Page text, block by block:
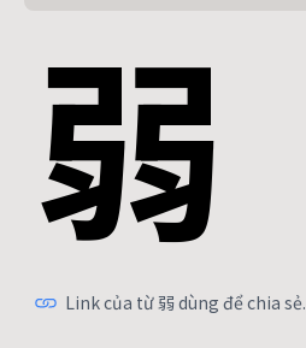
弱
Link của từ 弱 dùng để chia sẻ.